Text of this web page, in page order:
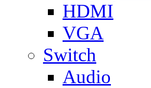
HDMI
VGA
Switch
Audio